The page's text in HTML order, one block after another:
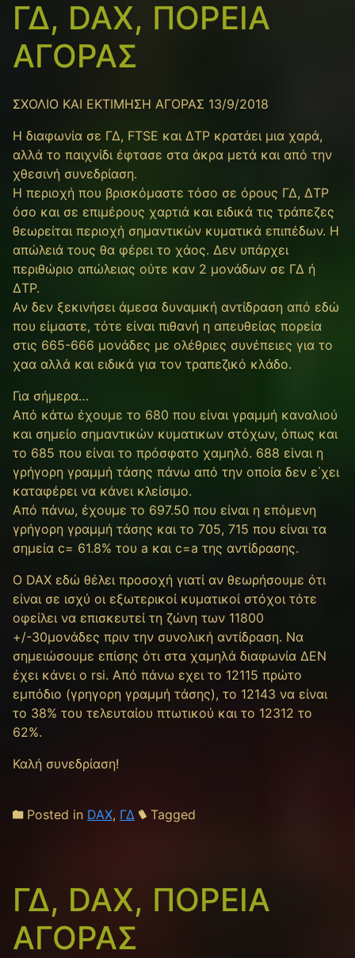
ΓΔ, DAX, ΠΟΡΕΙΑ
ΑΓΟΡΑΣ
ΣΧΟΛΙΟ ΚΑΙ ΕΚΤΙΜΗΣΗ ΑΓΟΡΑΣ 13/9/2018
Η διαφωνία σε ΓΔ, FTSE και ΔΤΡ κρατάει μια χαρά,
αλλά το παιχνίδι έφτασε στα άκρα μετά και από την
χθεσινή συνεδρίαση.
Η περιοχή που βρισκόμαστε τόσο σε όρους ΓΔ, ΔΤΡ
όσο και σε επιμέρους χαρτιά και ειδικά τις τράπεζες
θεωρείται περιοχή σημαντικών κυματικά επιπέδων. Η
απώλειά τους θα φέρει το χάος. Δεν υπάρχει
περιθώριο απώλειας ούτε καν 2 μονάδων σε ΓΔ ή
ΔΤΡ.
Αν δεν ξεκινήσει άμεσα δυναμική αντίδραση από εδώ
που είμαστε, τότε είναι πιθανή η απευθείας πορεία
στις 665-666 μονάδες με ολέθριες συνέπειες για το
χαα αλλά και ειδικά για τον τραπεζικό κλάδο.
Για σήμερα…
Από κάτω έχουμε τo 680 που είναι γραμμή καναλιού
και σημείο σημαντικών κυματικων στόχων, όπως και
το 685 που είναι το πρόσφατο χαμηλό. 688 είναι η
γρήγορη γραμμή τάσης πάνω από την οποία δεν ε΄χει
καταφέρει να κάνει κλείσιμο.
Από πάνω, έχουμε το 697.50 που είναι η επόμενη
γρήγορη γραμμή τάσης και το 705, 715 που είναι τα
σημεία c= 61.8% του a και c=a της αντίδρασης.
Ο DAX εδώ θέλει προσοχή γιατί αν θεωρήσουμε ότι
είναι σε ισχύ οι εξωτερικοί κυματικοί στόχοι τότε
οφείλει να επισκευτεί τη ζώνη των 11800
+/-30μονάδες πριν την συνολική αντίδραση. Να
σημειώσουμε επίσης ότι στα χαμηλά διαφωνία ΔΕΝ
έχει κάνει ο rsi. Από πάνω εχει το 12115 πρώτο
εμπόδιο (γρηγορη γραμμή τάσης), το 12143 να είναι
το 38% του τελευταίου πτωτικού και το 12312 το
62%.
Καλή συνεδρίαση!
Posted in DAX, ΓΔ Tagged
ΓΔ, DAX, ΠΟΡΕΙΑ
ΑΓΟΡΑΣ